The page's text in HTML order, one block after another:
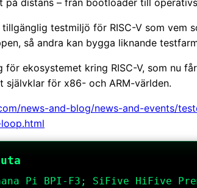
på distans – från bootloader till
testmiljö för RISC-V som vem
så andra kan bygga liknande
ekosystemet kring RISC-V, som nu
självklar för x86- och ARM-världen.
news-and-blog/news-and-events/
Pi BPI-F3; SiFive HiFive